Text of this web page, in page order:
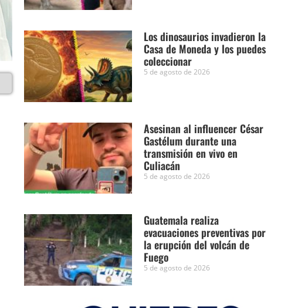
Los dinosaurios invadieron la
Casa de Moneda y los puedes
coleccionar
5 de agosto de 2026
Asesinan al influencer César
Gastélum durante una
transmisión en vivo en
Culiacán
5 de agosto de 2026
Guatemala realiza
evacuaciones preventivas por
la erupción del volcán de
Fuego
5 de agosto de 2026